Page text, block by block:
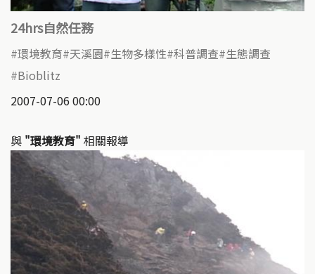
24hrs自然任務
環境教育 天溪園 生物多樣性 科普調查 生態調查
Bioblitz
2007-07-06 00:00
與 "環境教育" 相關報導